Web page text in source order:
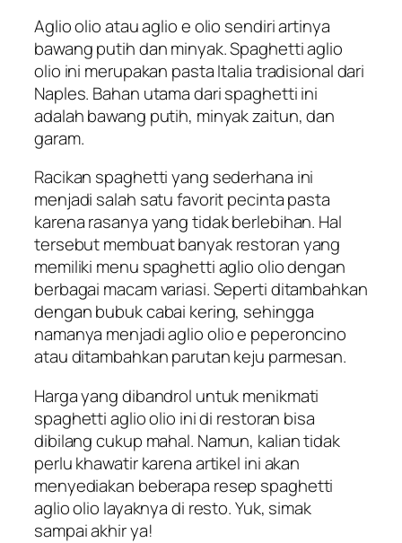
Aglio olio atauaglio e olio sendiri artinya
bawang putih dan minyak. Spaghetti aglio
olio ini merupakan pasta Italia tradisional dari
Naples. Bahan utama dari spaghetti ini
adalah bawang putih, minyak zaitun, dan
garam.
Racikan spaghetti yang sederhana ini
menjadi salah satu favorit pecinta pasta
karena rasanya yang tidak berlebihan. Hal
tersebut membuat banyak restoran yang
memiliki menu spaghetti aglio olio dengan
berbagai macam variasi. Seperti ditambahkan
dengan bubuk cabai kering, sehingga
namanya menjadiaglio olio e peperoncino
atau ditambahkan parutan keju parmesan.
Harga yang dibandrol untuk menikmati
spaghetti aglio olio ini di restoran bisa
dibilang cukup mahal. Namun, kalian tidak
perlu khawatir karena artikel ini akan
menyediakan beberapa resep spaghetti
aglio olio layaknya di resto. Yuk, simak
sampai akhir ya!